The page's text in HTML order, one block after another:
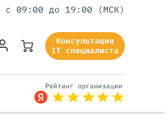
с 09:00 до 19:00 (МСК)
Консультация
IT специалиста